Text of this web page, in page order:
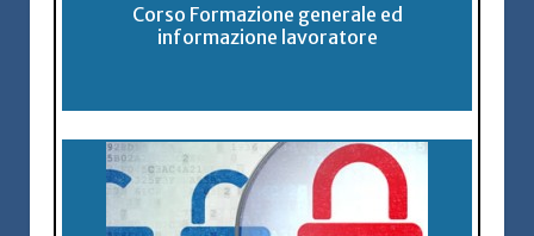
Corso Formazione generale ed
informazione lavoratore